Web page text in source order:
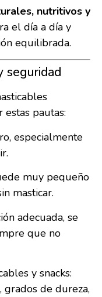
nutritivos y
el día a día y
equilibrada.
seguridad
pautas:
especialmente
muy pequeño
masticar.
adecuada, se
que no
y snacks:
grados de dureza,